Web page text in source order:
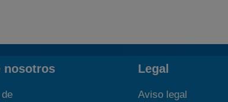
nosotros Legal
Aviso legal